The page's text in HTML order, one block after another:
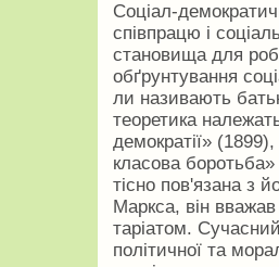
Соціал-
співпрацю і
становища для
обґрунтування
ли називають
теоретика
демократії»
класова
тісно пов'язана з
Маркса, він
таріатом.
політичної та